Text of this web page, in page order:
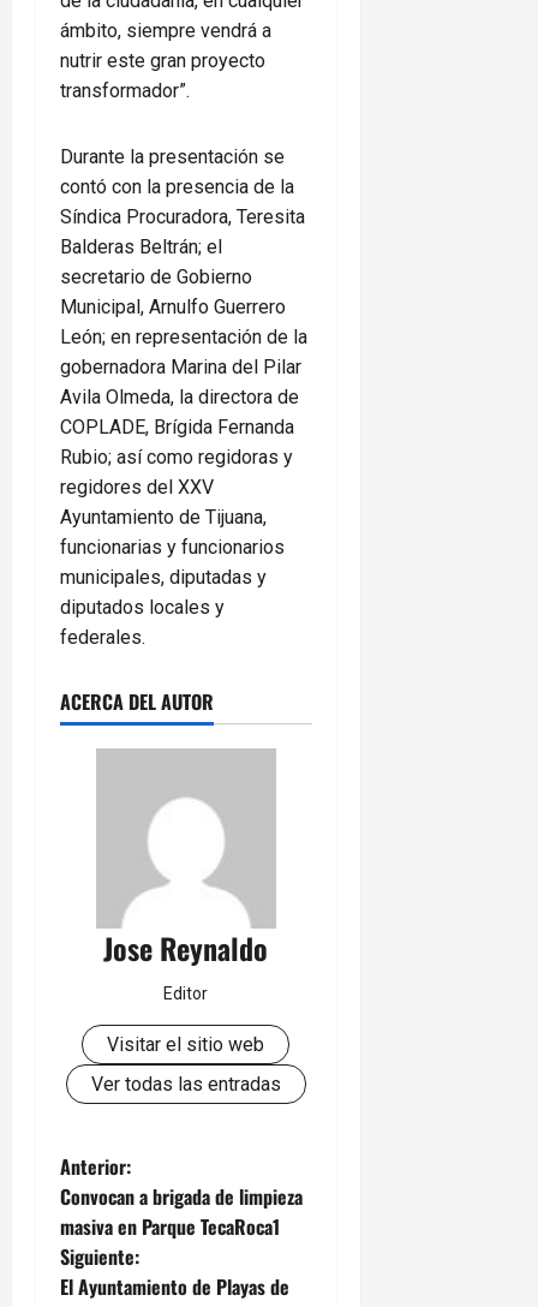
ámbito, siempre vendrá a
nutrir este gran proyecto
transformador”.
Durante la presentación se
contó con la presencia de la
Síndica Procuradora, Teresita
Balderas Beltrán; el
secretario de Gobierno
Municipal, Arnulfo Guerrero
León; en representación de la
gobernadora Marina del Pilar
Avila Olmeda, la directora de
COPLADE, Brígida Fernanda
Rubio; así como regidoras y
regidores del XXV
Ayuntamiento de Tijuana,
funcionarias y funcionarios
municipales, diputadas y
diputados locales y
federales.
ACERCA DEL AUTOR
Jose Reynaldo
Editor
Visitar el sitio web
Ver todas las entradas
N
a
v
Anterior:
Convocan a brigada de limpieza
masiva en Parque TecaRoca1
Siguiente:
El Ayuntamiento de Playas de